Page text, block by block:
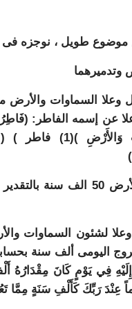
موضوع طويل ، نوجزه فى
وتدميرهما
وعلا السماوات
عن إسمه الفاطر: (فَاطِرُ
الْحَمْدُ لِلَّهِ فَاطِرِ
)
2 ـ مدة دوام السماوات والأرض
وعلا لشئون السماوات
اليومى ألف سنة
رَبِّكَ كَأَلْفِ سَنَةٍ مِمَّا تَعُدُّونَ